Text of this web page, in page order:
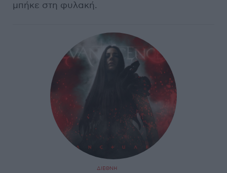
μπήκε στη φυλακή.
ΔΙΕΘΝΗ